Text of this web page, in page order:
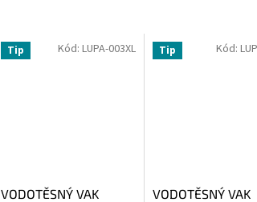
Tip
VODOTĚSNÝ VAK
Kód: LUPA-003XL Tip
VODOTĚSNÝ VAK
Kód: